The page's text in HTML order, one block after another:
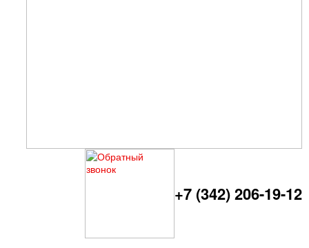
+7 (342) 206-19-12